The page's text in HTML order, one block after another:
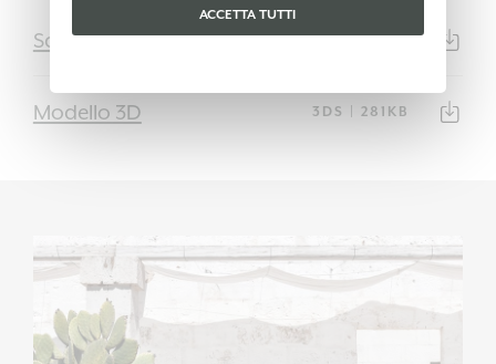
Scheda Tecnica PDF | 16544KB
Modello 3D 3DS | 281KB
ACCETTA TUTTI